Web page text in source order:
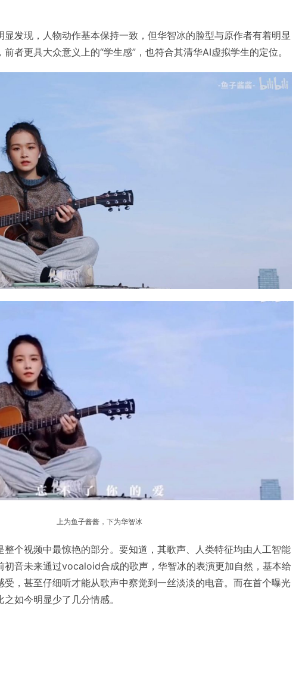
显发现，人物动作基本保持一致，但华智冰的脸型与原作者有着明显
者更具大众意义上的“学生感”，也符合其清华AI虚拟学生的定位。
上为鱼子酱酱，下为华智冰
整个视频中最惊艳的部分。要知道，其歌声、人类特征均由人工智能
初音未来通过vocaloid合成的歌声，华智冰的表演更加自然，基本给
受，甚至仔细听才能从歌声中察觉到一丝淡淡的电音。而在首个曝光
如今明显少了几分情感。